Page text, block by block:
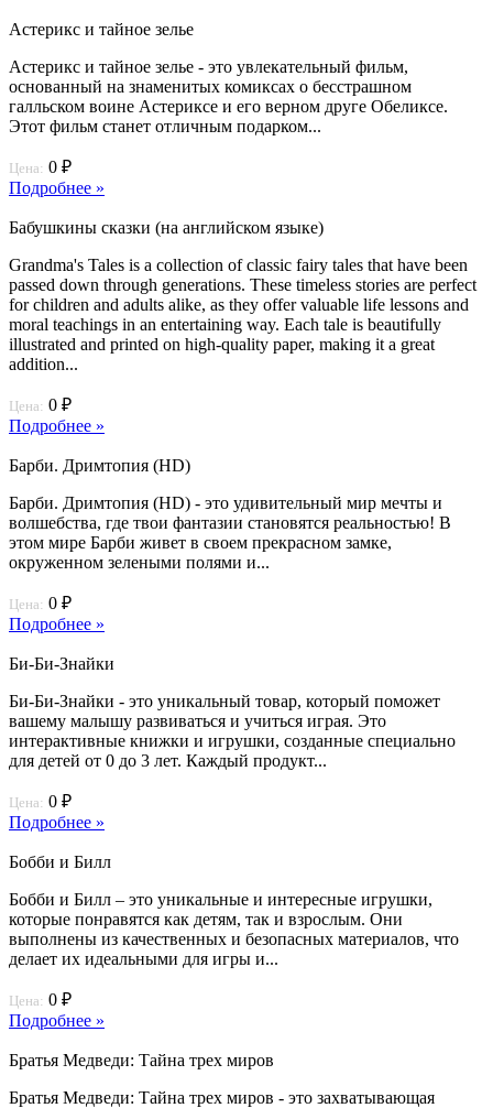
Астерикс и тайное зелье
Астерикс и тайное зелье - это увлекательный фильм,
основанный на знаменитых комиксах о бесстрашном
галльском воине Астериксе и его верном друге Обеликсе.
Этот фильм станет отличным подарком...
Цена: 0 ₽
Подробнее »
Бабушкины сказки (на английском языке)
Grandma's Tales is a collection of classic fairy tales that have been
passed down through generations. These timeless stories are perfect
for children and adults alike, as they offer valuable life lessons and
moral teachings in an entertaining way. Each tale is beautifully
illustrated and printed on high-quality paper, making it a great
addition...
Цена: 0 ₽
Подробнее »
Барби. Дримтопия (HD)
Барби. Дримтопия (HD) - это удивительный мир мечты и
волшебства, где твои фантазии становятся реальностью! В
этом мире Барби живет в своем прекрасном замке,
окруженном зелеными полями и...
Цена: 0 ₽
Подробнее »
Би-Би-Знайки
Би-Би-Знайки - это уникальный товар, который поможет
вашему малышу развиваться и учиться играя. Это
интерактивные книжки и игрушки, созданные специально
для детей от 0 до 3 лет. Каждый продукт...
Цена: 0 ₽
Подробнее »
Бобби и Билл
Бобби и Билл – это уникальные и интересные игрушки,
которые понравятся как детям, так и взрослым. Они
выполнены из качественных и безопасных материалов, что
делает их идеальными для игры и...
Цена: 0 ₽
Подробнее »
Братья Медведи: Тайна трех миров
Братья Медведи: Тайна трех миров - это захватывающая